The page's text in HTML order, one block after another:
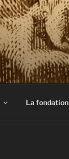
La fondation